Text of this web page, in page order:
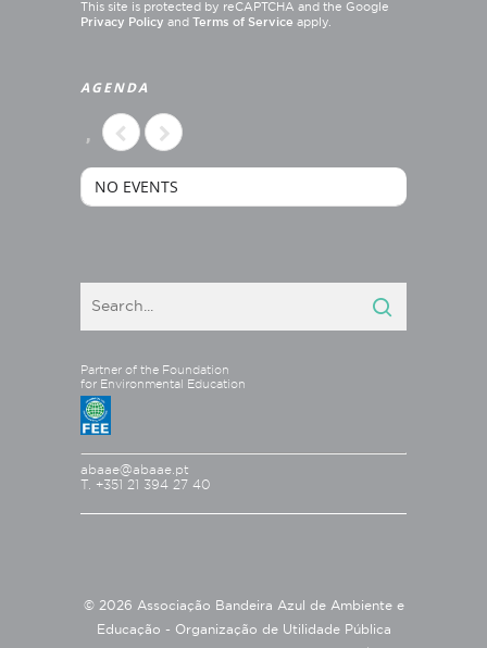
This site is protected by reCAPTCHA and the Google
Privacy Policy and Terms of Service apply.
AGENDA
,
NO EVENTS
Partner of the Foundation
for Environmental Education
abaae@abaae.pt
T. +351 21 394 27 40
© 2026 Associação Bandeira Azul de Ambiente e
Educação - Organização de Utilidade Pública